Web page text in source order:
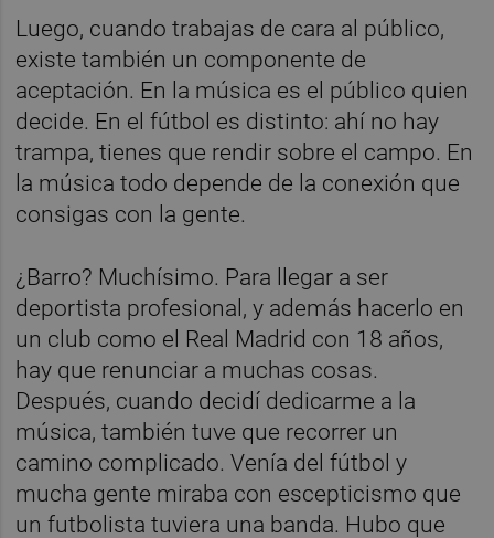
Luego, cuando trabajas de cara al público,
existe también un componente de
aceptación. En la música es el público quien
decide. En el fútbol es distinto: ahí no hay
trampa, tienes que rendir sobre el campo. En
la música todo depende de la conexión que
consigas con la gente.
¿Barro? Muchísimo. Para llegar a ser
deportista profesional, y además hacerlo en
un club como el Real Madrid con 18 años,
hay que renunciar a muchas cosas.
Después, cuando decidí dedicarme a la
música, también tuve que recorrer un
camino complicado. Venía del fútbol y
mucha gente miraba con escepticismo que
un futbolista tuviera una banda. Hubo que